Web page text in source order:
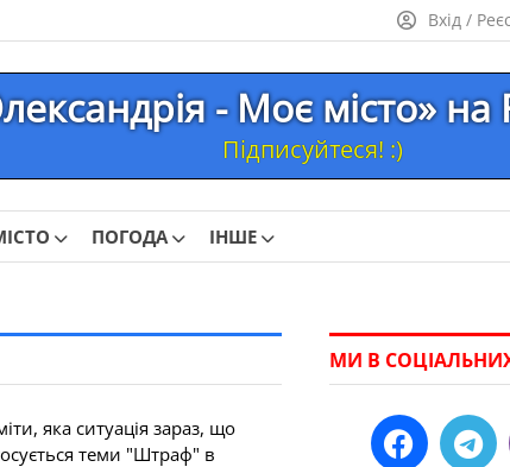
Вхід /
- Моє місто» на
Підписуйтеся! :)
ПОГОДА ІНШЕ
яка ситуація зараз, що
теми "Штраф" в
МИ В